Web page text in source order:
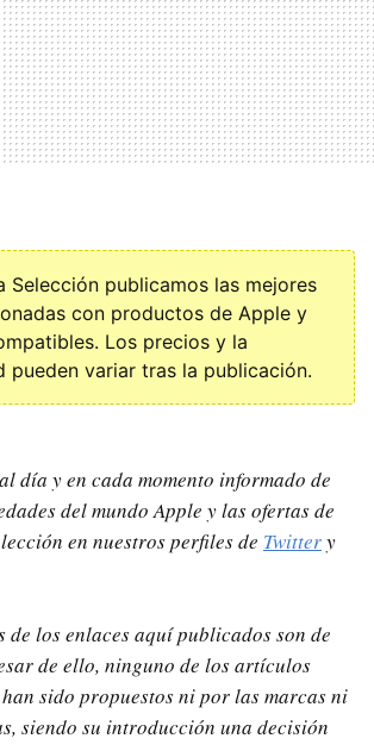
Selección publicamos las mejores
con productos de Apple y
Los precios y la
pueden variar tras la publicación.
día y en cada momento informado de
del mundo Apple y las ofertas de
en nuestros perfiles de Twittery
de los enlaces aquí publicados son de
de ello, ninguno de los artículos
sido propuestos ni por las marcas ni
siendo su introducción una decisión